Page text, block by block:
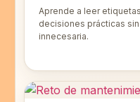
Aprende a leer
decisiones prácticas
innecesaria.